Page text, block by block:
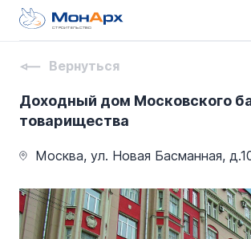
СТРОИТЕЛЬСТВО
Вернуться
Доходный дом Московского
товарищества
Москва, ул. Новая Басманная,